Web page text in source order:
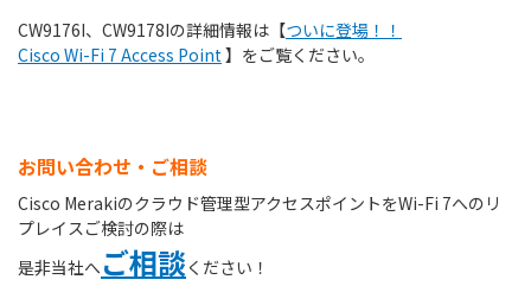
CW9176I、CW9178Iの詳細情報は【ついに登場！！
Cisco Wi-Fi 7 Access Point 】をご覧ください。
お問い合わせ・ご相談
Cisco Merakiのクラウド管理型アクセスポイントをWi-Fi 7へのリ
プレイスご検討の際は
是非当社へ ご相談 ください！